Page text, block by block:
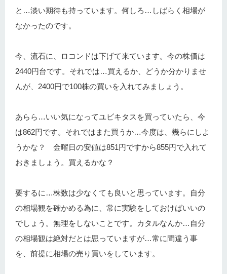
と…淡い期待も持っています。何しろ…しばらく相場が
なかったのです。
今、流石に、ロコンドは下げて来ています。今の株価は
2440円台です。それでは…買えるか、どうか分かりませ
んが、2400円で100株の買いを入れてみましょう。
あらら…いい気になってユビキタスを買っていたら、今
は862円です。それではまた買うか…今度は、幾らにしよ
うかな？ 金曜日の安値は851円ですから855円で入れて
おきましょう。買えるかな？
要するに…株数は少なくても良いと思っています。自分
の相場観を確かめる為に、常に実験をしておけばいいの
でしょう。無理をしないことです。カタルなんか…自分
の相場観は絶対だとは思っていますが…常に間違う事
を、前提に相場の売り買いをしています。